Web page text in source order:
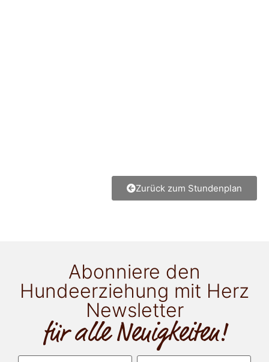
Zurück zum Stundenplan
Abonniere den
Hundeerziehung mit Herz
Newsletter
für alle Neuigkeiten!